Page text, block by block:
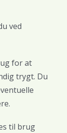
ved
for at
trygt. Du
til brug